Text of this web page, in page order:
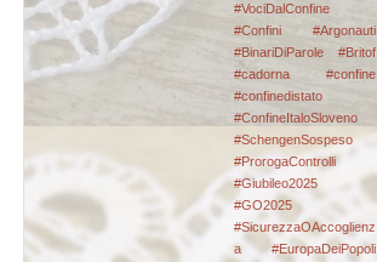
#VociDalConfine
#Confini
#Argonauti
#BinariDiParole
#Britof
#cadorna
#confine
#confinedistato
#ConfineItaloSloveno
#SchengenSospeso
#ProrogaControlli
#Giubileo2025
#GO2025
#SicurezzaOAccoglienz
a #EuropaDeiPopoli